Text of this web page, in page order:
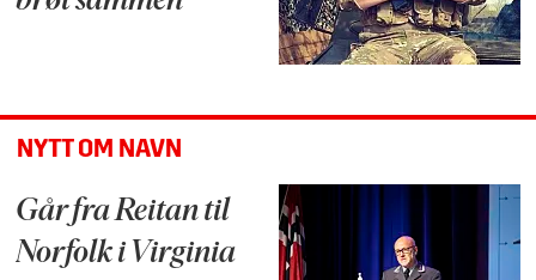
NYTT OM NAVN
Går fra Reitan til
Norfolk i Virginia